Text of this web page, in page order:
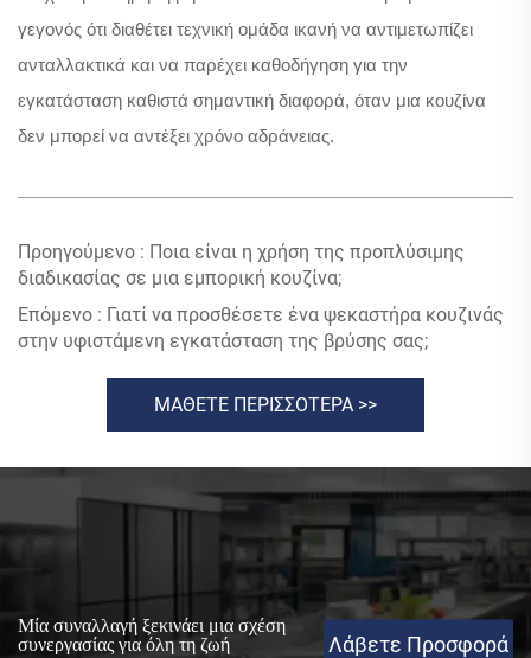
γεγονός ότι διαθέτει τεχνική ομάδα ικανή να αντιμετωπίζει
ανταλλακτικά και να παρέχει καθοδήγηση για την
εγκατάσταση καθιστά σημαντική διαφορά, όταν μια κουζίνα
δεν μπορεί να αντέξει χρόνο αδράνειας.
Προηγούμενο : Ποια είναι η χρήση της προπλύσιμης
διαδικασίας σε μια εμπορική κουζίνα;
Επόμενο : Γιατί να προσθέσετε ένα ψεκαστήρα κουζινάς
στην υφιστάμενη εγκατάσταση της βρύσης σας;
ΜΑΘΕΤΕ ΠΕΡΙΣΣΟΤΕΡΑ >>
Μία συναλλαγή ξεκινάει μια σχέση
συνεργασίας για όλη τη ζωή
Λάβετε Προσφορά